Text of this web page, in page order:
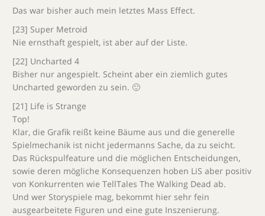
Das war bisher auch mein letztes Mass Effect.
[23] Super Metroid
Nie ernsthaft gespielt, ist aber auf der Liste.
[22] Uncharted 4
Bisher nur angespielt. Scheint aber ein ziemlich gutes
Uncharted geworden zu sein. 🙂
[21] Life is Strange
Top!
Klar, die Grafik reißt keine Bäume aus und die generelle
Spielmechanik ist nicht jedermanns Sache, da zu seicht.
Das Rückspulfeature und die möglichen Entscheidungen,
sowie deren mögliche Konsequenzen hoben LiS aber positiv
von Konkurrenten wie TellTales The Walking Dead ab.
Und wer Storyspiele mag, bekommt hier sehr fein
ausgearbeitete Figuren und eine gute Inszenierung.